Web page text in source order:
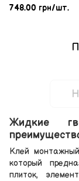
748.00 грн/шт.
Жидкие
Клей
который
плиток,